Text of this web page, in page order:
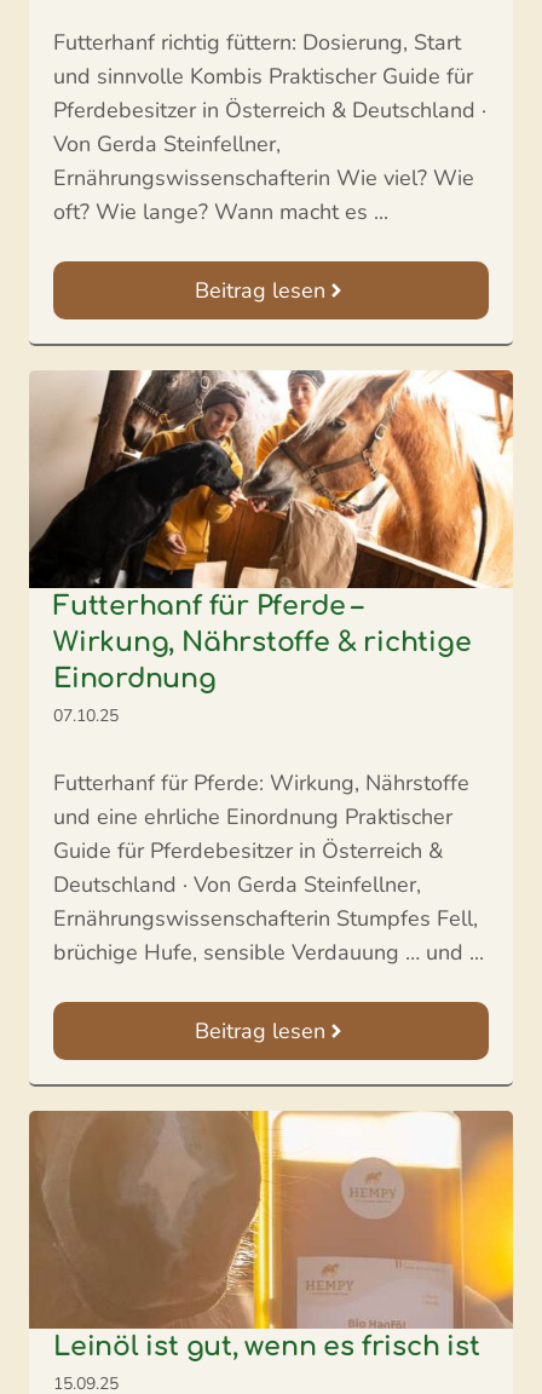
Futterhanf richtig füttern: Dosierung, Start
und sinnvolle Kombis Praktischer Guide für
Pferdebesitzer in Österreich & Deutschland ·
Von Gerda Steinfellner,
Ernährungswissenschafterin Wie viel? Wie
oft? Wie lange? Wann macht es ...
Beitrag lesen
Futterhanf für Pferde –
Wirkung, Nährstoffe & richtige
Einordnung
07.10.25
Futterhanf für Pferde: Wirkung, Nährstoffe
und eine ehrliche Einordnung Praktischer
Guide für Pferdebesitzer in Österreich &
Deutschland · Von Gerda Steinfellner,
Ernährungswissenschafterin Stumpfes Fell,
brüchige Hufe, sensible Verdauung … und ...
Beitrag lesen
Leinöl ist gut, wenn es frisch ist
15.09.25